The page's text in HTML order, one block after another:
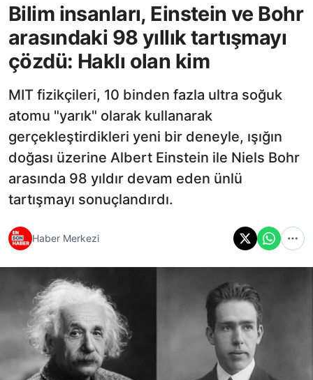
Bilim insanları, Einstein ve Bohr
arasındaki 98 yıllık tartışmayı
çözdü: Haklı olan kim
MIT fizikçileri, 10 binden fazla ultra soğuk
atomu "yarık" olarak kullanarak
gerçekleştirdikleri yeni bir deneyle, ışığın
doğası üzerine Albert Einstein ile Niels Bohr
arasında 98 yıldır devam eden ünlü
tartışmayı sonuçlandırdı.
Haber Merkezi